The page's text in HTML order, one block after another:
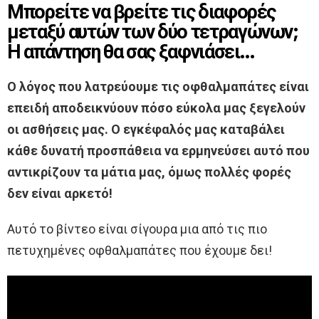
Μπορείτε να βρείτε τις διαφορές
μεταξύ αυτών των δύο τετραγώνων;
Η απάντηση θα σας ξαφνιάσει…
Ο λόγος που λατρεύουμε τις οφθαλμαπάτες είναι
επειδή αποδεικνύουν πόσο εύκολα μας ξεγελούν
οι ασθήσεις μας. Ο εγκέφαλός μας καταβάλει
κάθε δυνατή προσπάθεια να ερμηνεύσει αυτό που
αντικρίζουν τα μάτια μας, όμως πολλές φορές
δεν είναι αρκετό!
Αυτό το βίντεο είναι σίγουρα μια από τις πιο
πετυχημένες οφθαλμαπάτες που έχουμε δει!